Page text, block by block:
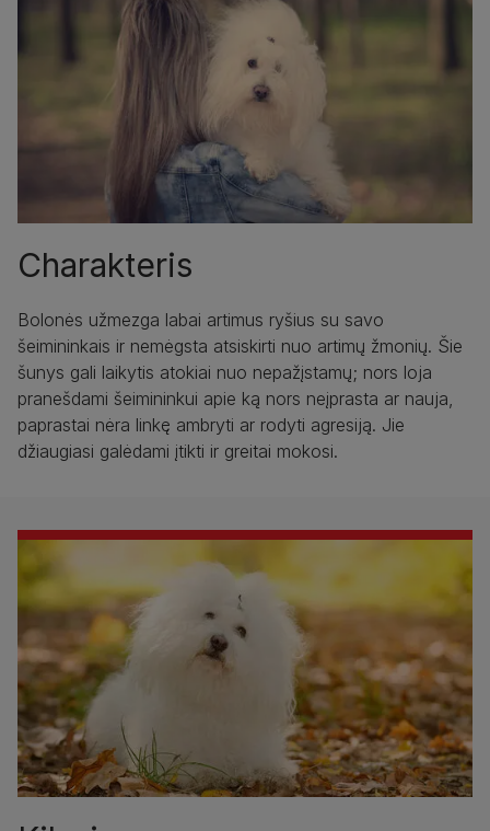
Charakteris
Bolonės užmezga labai artimus ryšius su savo
šeimininkais ir nemėgsta atsiskirti nuo artimų žmonių. Šie
šunys gali laikytis atokiai nuo nepažįstamų; nors loja
pranešdami šeimininkui apie ką nors neįprasta ar nauja,
paprastai nėra linkę ambryti ar rodyti agresiją. Jie
džiaugiasi galėdami įtikti ir greitai mokosi.